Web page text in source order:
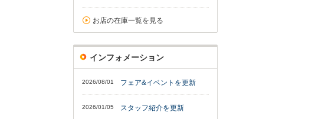
お店の在庫一覧を見る
インフォメーション
2026/08/01 フェア&イベントを更新
2026/01/05 スタッフ紹介を更新